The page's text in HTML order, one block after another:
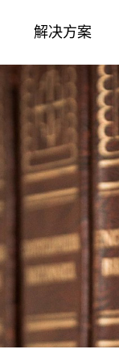
解决方案